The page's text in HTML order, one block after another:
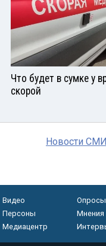
Что будет в сумке у
скорой
Новости
Видео Опросы
Персоны
Мнения
Медиацентр